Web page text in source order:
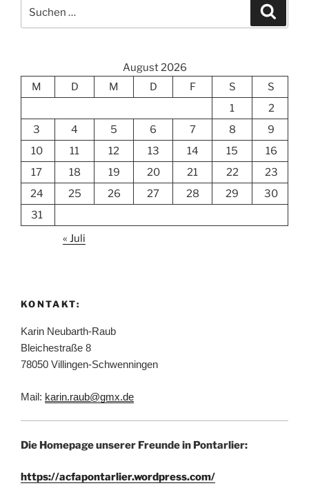
nach:
August 2026
M
D M D F S
S
1
2
3
4 5 6 7 8
9
10
11 12 13 14 15
16
17
18 19 20 21 22
23
24
25 26 27 28 29
30
31
« Juli
KONTAKT:
Karin Neubarth-Raub
Bleichestraße 8
78050 Villingen-Schwenningen
Mail: karin.raub@gmx.de
Die Homepage unserer Freunde in Pontarlier:
https://acfapontarlier.wordpress.com/